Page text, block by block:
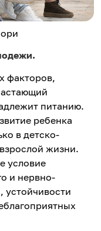
факторов,
питанию.
ребенка
в детско-
жизни.
условие
и нервно-
устойчивости